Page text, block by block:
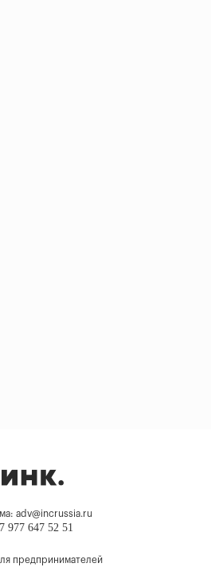
adv@incrussia.ru
977 647 52 51
предпринимателей